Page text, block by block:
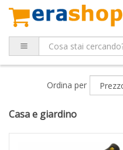
Ordina per
Casa e giardino